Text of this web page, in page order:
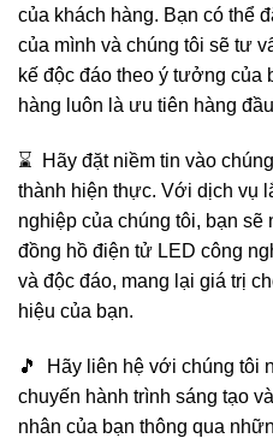
của khách hàng. Bạn có thể
của mình và chúng tôi sẽ tư
kế độc đáo theo ý tưởng của
hàng luôn là ưu tiên hàng
⌛️ Hãy đặt niềm tin vào
thành hiện thực. Với dịch vụ
nghiệp của chúng tôi, bạn
đồng hồ điện tử LED công
và độc đáo, mang lại giá trị
hiệu của bạn.
🎵 Hãy liên hệ với chúng tôi
chuyến hành trình sáng tạo
nhân của bạn thông qua